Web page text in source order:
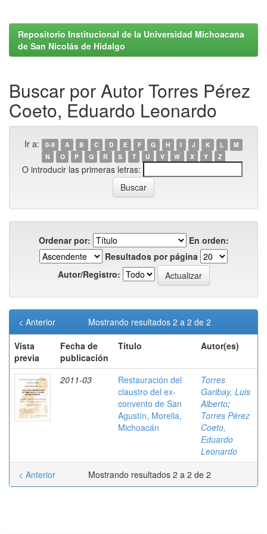
Repositorio Institucional de la Universidad Michoacana
de San Nicolás de Hidalgo
Buscar por Autor Torres Pérez
Coeto, Eduardo Leonardo
Ir a: 0-9 A B C D E F G H I J K L
M
N
O P Q R S T U V W X Y Z
O introducir las primeras letras:
Ordenar por:
En orden:
Resultados por página
Autor/Registro:
Mostrando resultados 2 a 2 de 2
< Anterior
Vista
previa
Fecha de
publicación
Título Autor(es)
2011-03
Restauración del
claustro del ex-
convento de San
Agustín, Morelia,
Michoacán
Torres
Garibay, Luis
Alberto;
Torres Pérez
Coeto,
Eduardo
Leonardo
Mostrando resultados 2 a 2 de 2
< Anterior